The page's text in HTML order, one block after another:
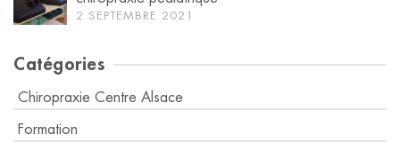
2 SEPTEMBRE 2021
Catégories
Chiropraxie Centre Alsace
Formation